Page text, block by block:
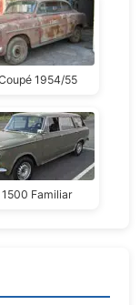
1954/55
1500 Familiar